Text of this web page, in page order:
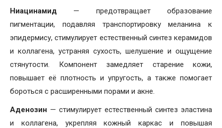
Ниацинамид — предотвращает образование
пигментации, подавляя транспортировку меланина к
эпидермису, стимулирует естественный синтез керамидов
и коллагена, устраняя сухость, шелушение и ощущение
стянутости. Компонент замедляет старение кожи,
повышает её плотность и упругость, а также помогает
бороться с расширенными порами и акне.
Аденозин — стимулирует естественный синтез эластина
и коллагена, укрепляя кожный каркас и повышая